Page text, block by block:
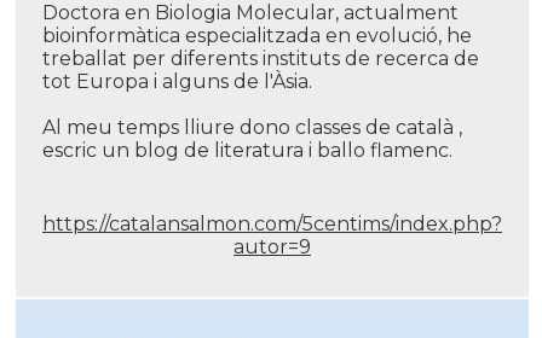
Doctora en Biologia Molecular, actualment
bioinformàtica especialitzada en evolució, he
treballat per diferents instituts de recerca de
tot Europa i alguns de l'Àsia.
Al meu temps lliure dono classes de català ,
escric un blog de literatura i ballo flamenc.
https://catalansalmon.com/5centims/index.php?
autor=9